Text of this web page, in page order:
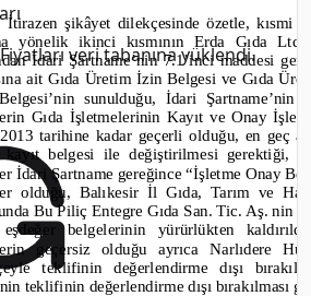
veri tabanına yüklendi.
İtirazen şikâyet dilekçesinde özetle,
yönelik ikinci kısmının Erda Gıda
İdari Şartname’nin 7.1’inci maddesi
ait Gıda Üretim İzin Belgesi ve Gıda
sunulduğu, İdari
Gıda İşletmelerinin Kayıtve Onay
tarihine kadar geçerli olduğu, en geç
kayıt belgesi ile değiştirilmesi
İdari Şartname gereğince “İşletme Onay
olduğu, Balıkesir İl Gıda, Tarım ve
Bu Piliç Entegre Gıda San. Tic. Aş. nin
belgelerinin yürürlükten
geçersiz olduğu ayrıca Narlıdere
teklifinin değerlendirme dışı
teklifinin değerlendirme dışı bırakılması